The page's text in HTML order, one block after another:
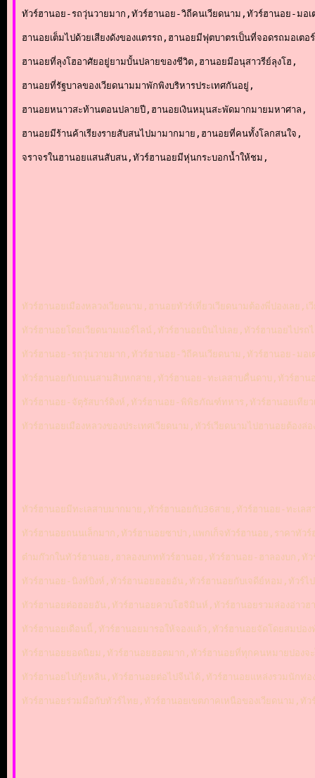
ทัวร์ฮานอย-รถวุ่นวายมาก,ทัวร์ฮานอย-วิถีคนเวียดนาม,ทัวร์ฮานอย-มอเ
ฮานอยเต็มไปด้วยเสียงดังของแตรรถ,ฮานอยมีฟุตบาตรเป็นที่จอดรถมอเต
ฮานอยที่ลุงโฮอาศัยอยู่ยามบั้นปลายของชีวิต,ฮานอยมีอนุสาวรีย์ลุงโฮ,
ฮานอยที่รัฐบาลของเวียดนามมาพักพิงบริหารประเทศกันอยู่,
ฮานอยหนาวสะท้านตอนปลายปี,ฮานอยเงินหมุนสะพัดมากมายมหาศาล,
ฮานอยมีร้านค้าเรียงรายสับสนไปมามากมาย,ฮานอยที่คนทั้งโลกสนใจ,
จราจรในฮานอยแสนสับสน,ทัวร์ฮานอยมีหุ่นกระบอกน้ำให้ชม,
ทัวร์ฮานอยเมืองหลวงเวียดนาม,ฮานอยทัวร์เที่ยวเวียดนามต้องพี่ปองเล
ทัวร์ฮานอยโดยเวียดนามแอร์ไลน์,ทัวร์ฮานอยบินไปเลย,ทัวร์ฮานอ
ทัวร์ฮานอย-รถวุ่นวายมาก,ทัวร์ฮานอย-วิถีคนเวียดนาม,ทัวร์ฮานอย-มอ
ทัวร์ฮานอยกับถนนสามสิบหกสาย,ทัวร์ฮานอย-ทะเลสาบคื่นดาบ,ทัวร์ฮ
ทัวร์ฮานอย-จัตุรัสบาร์ดิงห์,ทัวร์ฮานอย-พิพิธภัณฑ์ทหาร,ทัวร์ฮานอยเทีย
ทัวร์ฮานอยเมืองหลวงของประเทศเวียดนาม,ทัวร์เวียดนามไปฮานอยต้อง
ทัวร์ฮานอยมีทะเลสาบมากมาย,ทัวร์ฮานอยกับ36สาย,ทัวร์ฮานอย-ทะเ
ทัวร์ฮานอยถนนเล็กมาก,ทัวร์ฮานอยซาปา,แพกเก็จทัวร์ฮานอย,ราคาทัว
ต๋ามก๊วกในทัวร์ฮานอย,ฮาลองบกททัวร์ฮานอย,ทัวร์ฮานอย-ฮาลองบก,
ทัวร์ฮานอย-นิงห์บิงห์,ทัวร์ฮานอยฮอยอัน,ทัวร์ฮานอยกับเจดีย์หอม,ทัวร์ไ
ทัวร์ฮานอยต่อฮอยอัน,ทัวร์ฮานอยควบโฮจิมินห์,ทัวร์ฮานอยรวมล่องอ่าว
ทัวร์ฮานอยเดือนนี้,ทัวร์ฮานอยมารอให้จองแล้ว,ทัวร์ฮานอยจัดโดยสมปอ
ทัวร์ฮานอยยอดนิยม,ทัวร์ฮานอยฮอตมาก,ทัวร์ฮานอยที่ทุกคนหมายปองจ
ทัวร์ฮานอยไปกุ้ยหลิน,ทัวร์ฮานอยต่อไปจีนได้,ทัวร์ฮานอยแหล่งรวมนักท่
ทัวร์ฮานอยร่วมมือกับทัวร์ไทย,ทัวร์ฮานอยเขตภาคเหนือของเวียดนาม,ทั